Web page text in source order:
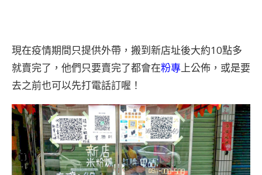
現在疫情期間只提供外帶，搬到新店址後大約10點多
就賣完了，他們只要賣完了都會在粉專上公佈，或是要
去之前也可以先打電話訂喔！